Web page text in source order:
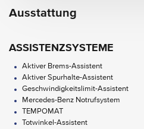
Ausstattung
ASSISTENZSYSTEME
Aktiver Brems-Assistent
Aktiver Spurhalte-Assistent
Geschwindigkeitslimit-Assistent
Mercedes-Benz Notrufsystem
TEMPOMAT
Totwinkel-Assistent